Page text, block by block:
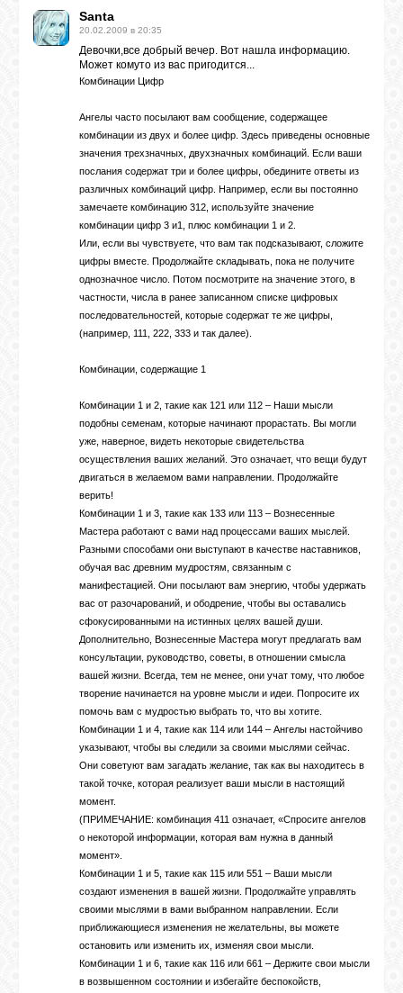
Santa
20.02.2009 в 20:35
Девочки,все добрый вечер. Вот нашла информацию.
Может комуто из вас пригодится...
Комбинации Цифр
Ангелы часто посылают вам сообщение, содержащее
комбинации из двух и более цифр. Здесь приведены основные
значения трехзначных, двухзначных комбинаций. Если ваши
послания содержат три и более цифры, обедините ответы из
различных комбинаций цифр. Например, если вы постоянно
замечаете комбинацию 312, используйте значение
комбинации цифр 3 и1, плюс комбинации 1 и 2.
Или, если вы чувствуете, что вам так подсказывают, сложите
цифры вместе. Продолжайте складывать, пока не получите
однозначное число. Потом посмотрите на значение этого, в
частности, числа в ранее записанном списке цифровых
последовательностей, которые содержат те же цифры,
(например, 111, 222, 333 и так далее).
Комбинации, содержащие 1
Комбинации 1 и 2, такие как 121 или 112 – Наши мысли
подобны семенам, которые начинают прорастать. Вы могли
уже, наверное, видеть некоторые свидетельства
осуществления ваших желаний. Это означает, что вещи будут
двигаться в желаемом вами направлении. Продолжайте
верить!
Комбинации 1 и 3, такие как 133 или 113 – Вознесенные
Мастера работают с вами над процессами ваших мыслей.
Разными способами они выступают в качестве наставников,
обучая вас древним мудростям, связанным с
манифестацией. Они посылают вам энергию, чтобы удержать
вас от разочарований, и ободрение, чтобы вы оставались
сфокусированными на истинных целях вашей души.
Дополнительно, Вознесенные Мастера могут предлагать вам
консультации, руководство, советы, в отношении смысла
вашей жизни. Всегда, тем не менее, они учат тому, что любое
творение начинается на уровне мысли и идеи. Попросите их
помочь вам с мудростью выбрать то, что вы хотите.
Комбинации 1 и 4, такие как 114 или 144 – Ангелы настойчиво
указывают, чтобы вы следили за своими мыслями сейчас.
Они советуют вам загадать желание, так как вы находитесь в
такой точке, которая реализует ваши мысли в настоящий
момент.
(ПРИМЕЧАНИЕ: комбинация 411 означает, «Спросите ангелов
о некоторой информации, которая вам нужна в данный
момент».
Комбинации 1 и 5, такие как 115 или 551 – Ваши мысли
создают изменения в вашей жизни. Продолжайте управлять
своими мыслями в вами выбранном направлении. Если
приближающиеся изменения не желательны, вы можете
остановить или изменить их, изменяя свои мысли.
Комбинации 1 и 6, такие как 116 или 661 – Держите свои мысли
в возвышенном состоянии и избегайте беспокойств,